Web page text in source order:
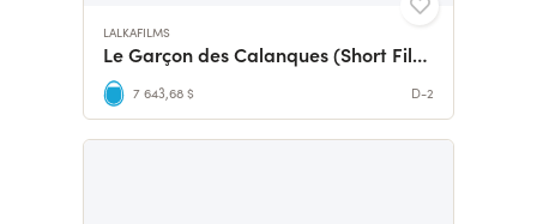
LALKAFILMS
Le Garçon des Calanques (Short Film)
7 643,68 $ D-2